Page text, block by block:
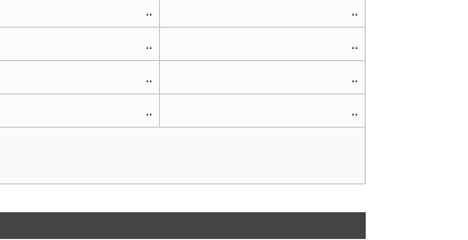
..
..
..
..
..
..
..
..